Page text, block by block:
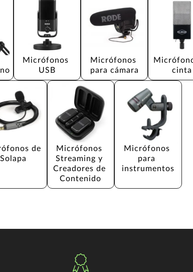
Micrófonos
USB
Micrófonos
para cámara
cinta
de
Solapa
Micrófonos
Streaming y
Creadores de
Contenido
Micrófonos
para
instrumentos